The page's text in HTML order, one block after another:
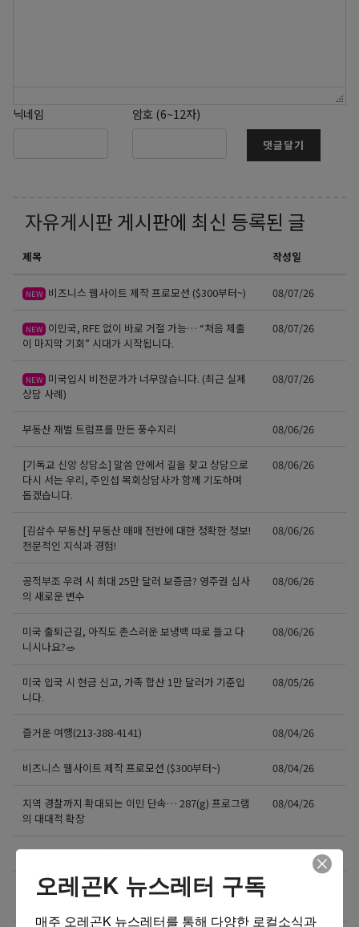
닉네임 암호 (6~12자)
댓글달기
자유게시판 게시판에 최신 등록된 글
제목 작성일
NEW 비즈니스 웹사이트 제작 프로모션 ($300부터~) 08/07/26
NEW 이민국, RFE 없이 바로 거절 가능… “처음 제출
이 마지막 기회” 시대가 시작됩니다.
08/07/26
NEW 미국입시 비전문가가 너무많습니다. (최근 실제
상담 사례)
08/07/26
부동산 재벌 트럼프를 만든 풍수지리 08/06/26
[기독교 신앙 상담소] 말씀 안에서 길을 찾고 상담으로
다시 서는 우리, 주인섭 목회상담사가 함께 기도하며
돕겠습니다.
08/06/26
[김삼수 부동산] 부동산 매매 전반에 대한 정확한 정보!
전문적인 지식과 경험!
08/06/26
공적부조 우려 시 최대 25만 달러 보증금? 영주권 심사
의 새로운 변수
08/06/26
미국 출퇴근길, 아직도 촌스러운 보냉백 따로 들고 다
니시나요?🥗
08/06/26
미국 입국 시 현금 신고, 가족 합산 1만 달러가 기준입
니다.
08/05/26
즐거운 여행(213-388-4141) 08/04/26
비즈니스 웹사이트 제작 프로모션 ($300부터~) 08/04/26
지역 경찰까지 확대되는 이민 단속… 287(g) 프로그램
의 대대적 확장
08/04/26
미국 전역 한국식 산후조리 산후드림 08/04/26
GPA 그대로, 토플 100점, AP 막막 — 원인은 하나입니
오레곤K 뉴스레터 구독
매주 오레곤K 뉴스레터를 통해 다양한 로컬소식과